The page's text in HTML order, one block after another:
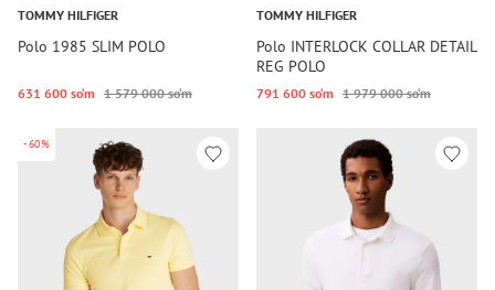
TOMMY HILFIGER
Polo 1985 SLIM POLO
631 600 so‘m 1 579 000 so‘m
TOMMY HILFIGER
Polo INTERLOCK COLLAR DETAIL
REG POLO
791 600 so‘m 1 979 000 so‘m
-60%